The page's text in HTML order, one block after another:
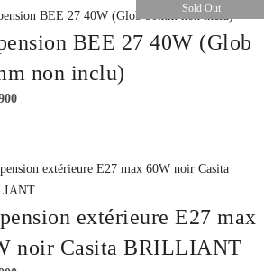
Sold Out
BEE 27 40W (Glob
non inclu)
extérieure E27 max
noir Casita BRILLIANT